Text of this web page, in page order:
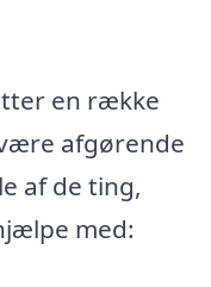
en række
afgørende
af de ting,
med: